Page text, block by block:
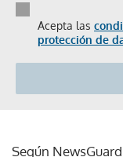
Acepta las
protección de
Según